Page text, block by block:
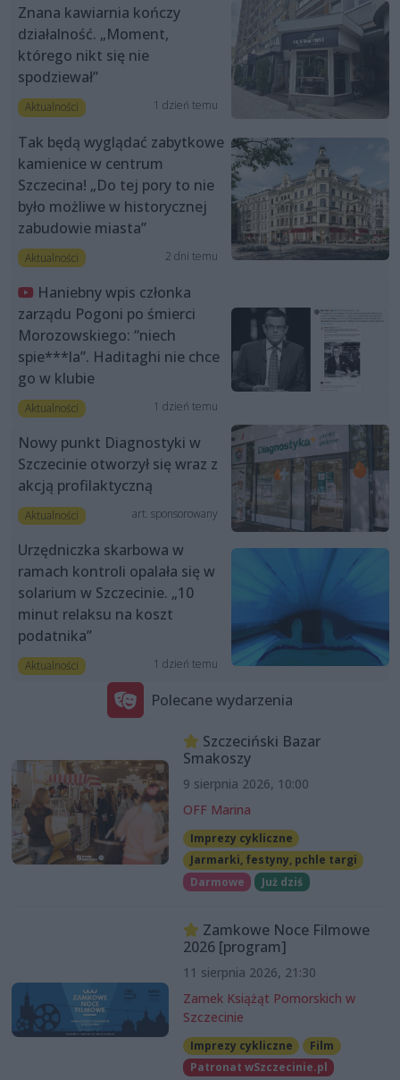
Znana kawiarnia kończy
działalność. „Moment,
którego nikt się nie
spodziewał”
Aktualności 1 dzień temu
Tak będą wyglądać zabytkowe
kamienice w centrum
Szczecina! „Do tej pory to nie
było możliwe w historycznej
zabudowie miasta”
Aktualności 2 dni temu
Haniebny wpis członka
zarządu Pogoni po śmierci
Morozowskiego: “niech
spie***la”. Haditaghi nie chce
go w klubie
Aktualności 1 dzień temu
Nowy punkt Diagnostyki w
Szczecinie otworzył się wraz z
akcją profilaktyczną
Aktualności art. sponsorowany
Urzędniczka skarbowa w
ramach kontroli opalała się w
solarium w Szczecinie. „10
minut relaksu na koszt
podatnika”
Aktualności 1 dzień temu
Polecane wydarzenia
Szczeciński Bazar
Smakoszy
9 sierpnia 2026, 10:00
OFF Marina
Imprezy cykliczne
Jarmarki, festyny, pchle targi
Darmowe
Już dziś
Zamkowe Noce Filmowe
2026 [program]
11 sierpnia 2026, 21:30
Zamek Książąt Pomorskich w
Szczecinie
Imprezy cykliczne
Film
Patronat wSzczecinie.pl